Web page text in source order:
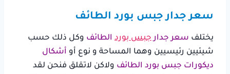
سعر جدار جبس بورد الطائف
يختلف سعر جدارجبس بورد الطائف وكل ذلك حسب
شيئيين رئيسيين وهما المساحة و نوع أو أشكال
ديكورات جبس بورد الطائف ولاكن لاتقلق فنحن لقد